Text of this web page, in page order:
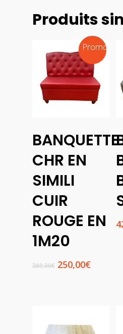
Produits
Promo !
Ajouter
Au
Panier
BANQUETTE
CHR EN
SIMILI
CUIR
ROUGE EN
1M20
380,00€ Le
250,00€Le